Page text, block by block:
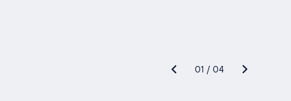
01 / 04